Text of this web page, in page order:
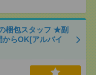
梱包スタッフ ★副
らOK[アルバイ